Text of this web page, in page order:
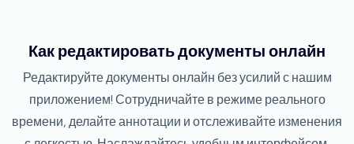
Как редактировать документы онлайн
Редактируйте документы онлайн без усилий с нашим
приложением! Сотрудничайте в режиме реального
времени, делайте аннотации и отслеживайте изменения